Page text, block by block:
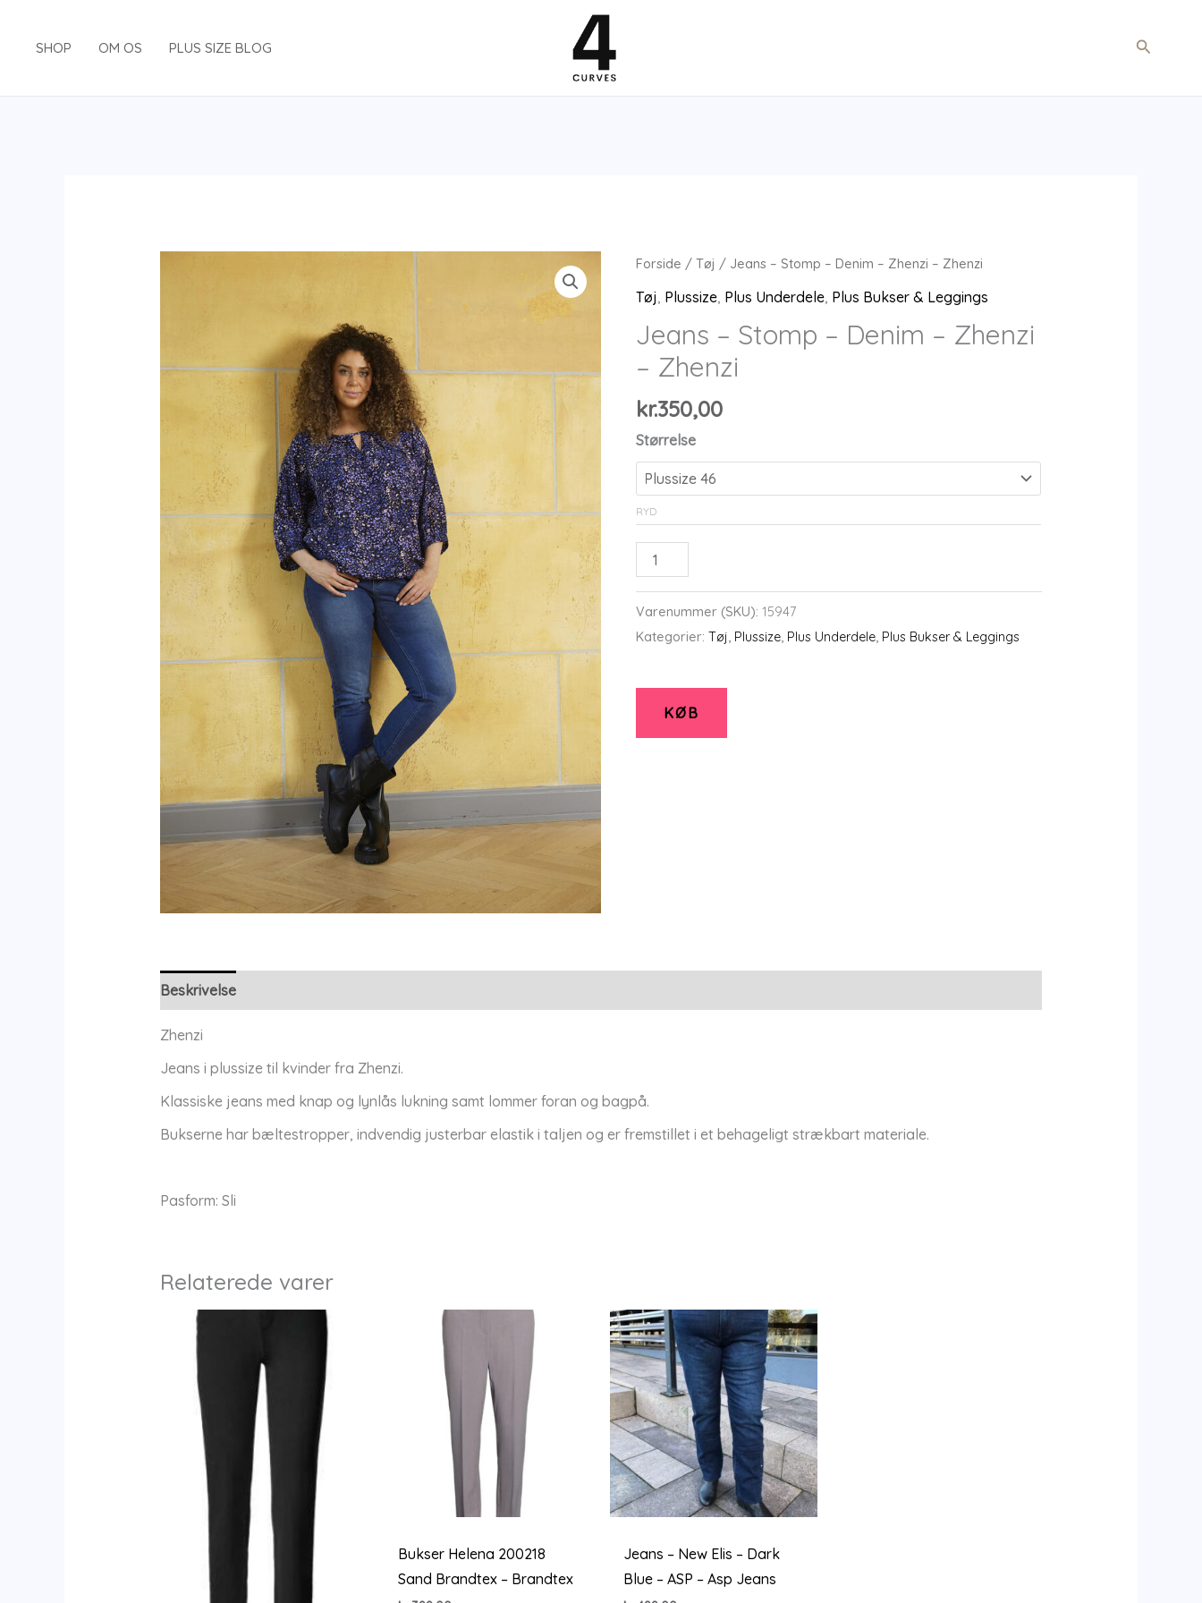
SHOP OM OS PLUS SIZE BLOG Søg
Forside /Tøj / Jeans – Stomp – Denim – Zhenzi – Zhenzi
Tøj Plussize Plus Underdele Plus Bukser & Leggings
Jeans – Stomp – Denim – Zhenzi
– Zhenzi
kr.350,00
Størrelse
RYD
Jeans
-
Stomp
-
Zhenzi
Varenummer (SKU):15947
Kategorier:Tøj, Plussize, Plus Underdele, Plus Bukser & Leggings
KØB
Beskrivelse
Zhenzi
Jeans i plussize til kvinder fra Zhenzi.
Klassiske jeans med knap og lynlås lukning samt lommer foran og bagpå.
Bukserne har bæltestropper, indvendig justerbar elastik i taljen og er fremstillet i et behageligt strækbart materiale.
Pasform: Sli
Relaterede varer
Bukser Helena 200218
Sand Brandtex – Brandtex
Jeans – New Elis – Dark
Blue – ASP – Asp Jeans